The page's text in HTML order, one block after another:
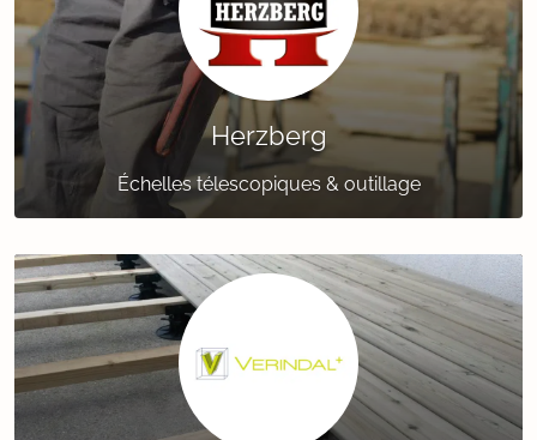
Herzberg
Échelles télescopiques & outillage